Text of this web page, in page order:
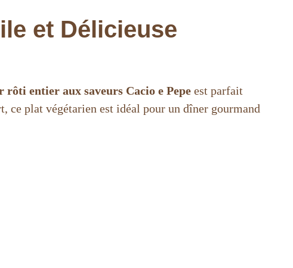
et Délicieuse
rôti entier aux saveurs Cacio e Pepe est parfait
ce plat végétarien est idéal pour un dîner gourmand